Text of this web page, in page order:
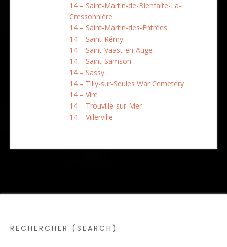
14 – Saint-Martin-de-Bienfaite-La-
Cressonnière
14 – Saint-Martin-des-Entrées
14 – Saint-Rémy
14 – Saint-Vaast-en-Auge
14 – Saint-Samson
14 – Sassy
14 – Tilly-sur-Seules War Cemetery
14 – Vire
14 – Trouville-sur-Mer
14 – Villerville
RECHERCHER (SEARCH)